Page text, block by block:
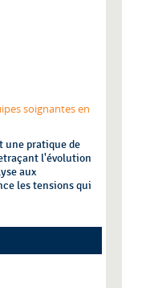
soignantes en
une pratique de
l'évolution
aux
les tensions qui